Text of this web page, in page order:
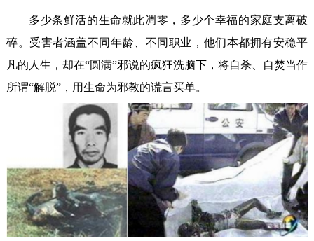
多少条鲜活的生命就此凋零，多少个幸福的家庭支离破
碎。受害者涵盖不同年龄、不同职业，他们本都拥有安稳平
凡的人生，却在“圆满”邪说的疯狂洗脑下，将自杀、自焚当作
所谓“解脱”，用生命为邪教的谎言买单。